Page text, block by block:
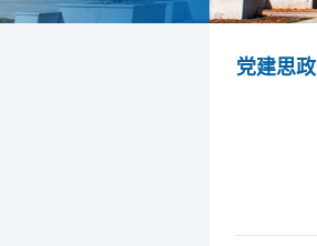
党建思政